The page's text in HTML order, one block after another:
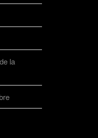
la